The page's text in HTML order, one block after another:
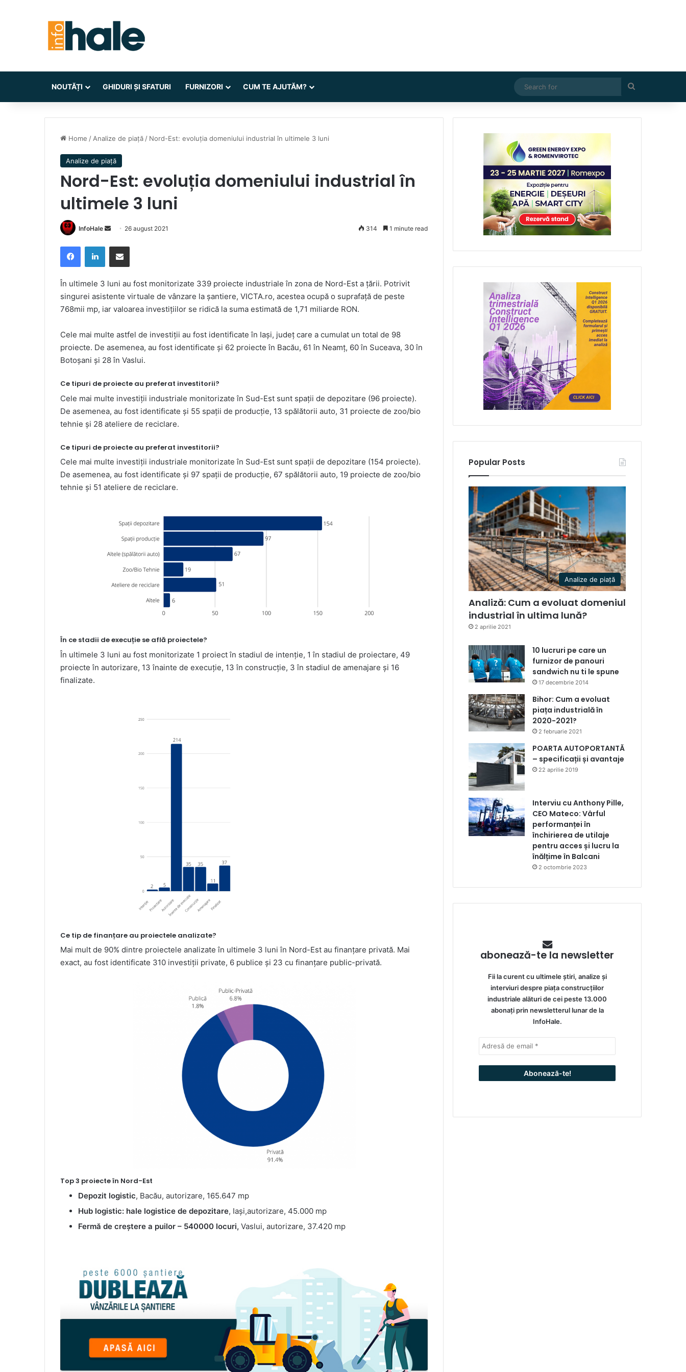
NOUTĂȚI GHIDURI ȘI SFATURI FURNIZORI CUM TE AJUTĂM?
for
Home / Analize de piață / Nord-Est: evoluția domeniului industrial în ultimele 3 luni
Analize de piață
Nord-Est: evoluția domeniului industrial în
ultimele 3 luni
InfoHale
Send
email
26 august 2021 314 1 minute read
FacebookLinkedInShare via Email
În ultimele 3 luni au fost monitorizate 339 proiecte industriale în zona de Nord-Est a țării. Potrivit
singurei asistente virtuale de vânzare la șantiere, VICTA.ro, acestea ocupă o suprafață de peste
768mii mp, iar valoarea investițiilor se ridică la suma estimată de 1,71 miliarde RON.
Cele mai multe astfel de investiții au fost identificate în Iași, județ care a cumulat un total de 98
proiecte. De asemenea, au fost identificate și 62 proiecte în Bacău, 61 în Neamț, 60 în Suceava, 30 în
Botoșani și 28 în Vaslui.
Ce tipuri de proiecte au preferat investitorii?
Cele mai multe investiții industriale monitorizate în Sud-Est sunt spații de depozitare (96 proiecte).
De asemenea, au fost identificate și 55 spații de producție, 13 spălătorii auto, 31 proiecte de zoo/bio
tehnie și 28 ateliere de reciclare.
Ce tipuri de proiecte au preferat investitorii?
Cele mai multe investiții industriale monitorizate în Sud-Est sunt spații de depozitare (154 proiecte).
De asemenea, au fost identificate și 97 spații de producție, 67 spălătorii auto, 19 proiecte de zoo/bio
tehnie și 51 ateliere de reciclare.
În ce stadii de execuție se află proiectele?
În ultimele 3 luni au fost monitorizate 1 proiect în stadiul de intenție, 1 în stadiul de proiectare, 49
proiecte în autorizare, 13 înainte de execuție, 13 în construcție, 3 în stadiul de amenajare și 16
finalizate.
Ce tip de finanțare au proiectele analizate?
Mai mult de 90% dintre proiectele analizate în ultimele 3 luni în Nord-Est au finanțare privată. Mai
exact, au fost identificate 310 investiții private, 6 publice și 23 cu finanțare public-privată.
Top 3 proiecte în Nord-Est
Depozit logistic, Bacău, autorizare, 165.647 mp
Hub logistic: hale logistice de depozitare, Iași,autorizare, 45.000 mp
Fermă de creștere a puilor – 540000 locuri, Vaslui, autorizare, 37.420 mp
Popular Posts
Analize de piață
Analiză: Cum a evoluat domeniul
industrial în ultima lună?
2 aprilie 2021
10 lucruri pe care un
furnizor de panouri
sandwich nu ti le spune
17 decembrie 2014
Bihor: Cum a evoluat
piața industrială în
2020-2021?
2 februarie 2021
POARTA AUTOPORTANTĂ
– specificații și avantaje
22 aprilie 2019
Interviu cu Anthony Pille,
CEO Mateco: Vârful
performanței în
închirierea de utilaje
pentru acces și lucru la
înălțime în Balcani
2 octombrie 2023
abonează-te la newsletter
Fii la curent cu ultimele știri, analize și
interviuri despre piața construcțiilor
industriale alături de cei peste 13.000
abonați prin newsletterul lunar de la
InfoHale.